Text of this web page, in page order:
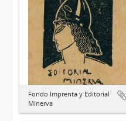
Fondo Imprenta y Editorial
Minerva